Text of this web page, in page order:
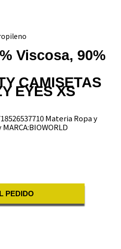
Viscosa, 90%
CAMISETAS
EYES XS
Materia Ropa y
PEDIDO